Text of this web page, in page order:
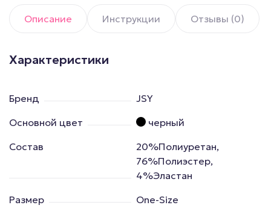
Описание Инструкции Отзывы (0)
Характеристики
Бренд
JSY
Основной цвет
черный
Состав
20%Полиуретан,
76%Полиэстер,
4%Эластан
Размер
One-Size